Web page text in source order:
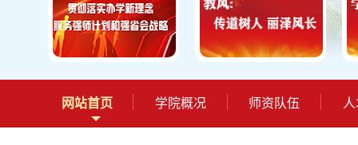
网站首页 学院概况 师资队伍